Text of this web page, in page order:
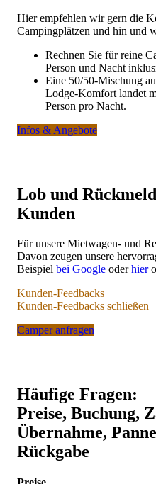
Hier empfehlen wir gern die
Campingplätzen und hin und
Rechnen Sie für reine
Person und Nacht
Eine 50/50-Mischung
Lodge-Komfort landet
Person pro Nacht.
Infos & Angebote
Lob und
Kunden
Für unsere Mietwagen- und
Davon zeugen unsere
Beispiel bei Google oderhier
zukünftigen Kunden.
Kunden-Feedbacks
Kunden-Feedbacks schließen
Camper anfragen
Häufige Fragen:
Preise, Buchung,
Übernahme,
Rückgabe